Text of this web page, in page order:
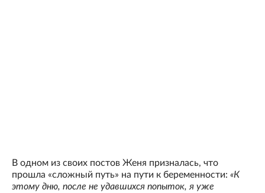
В одном из своих постов Женя призналась, что
прошла «сложный путь» на пути к беременности: «К
этому дню, после не удавшихся попыток, я уже